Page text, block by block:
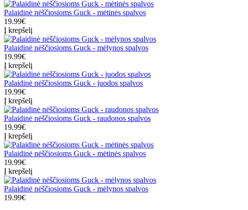
Palaidinė nėščiosioms Guck - mėtinės spalvos
19.99€
Į krepšelį
Palaidinė nėščiosioms Guck - mėlynos spalvos
19.99€
Į krepšelį
Palaidinė nėščiosioms Guck - juodos spalvos
19.99€
Į krepšelį
Palaidinė nėščiosioms Guck - raudonos spalvos
19.99€
Į krepšelį
Palaidinė nėščiosioms Guck - mėtinės spalvos
19.99€
Į krepšelį
Palaidinė nėščiosioms Guck - mėlynos spalvos
19.99€